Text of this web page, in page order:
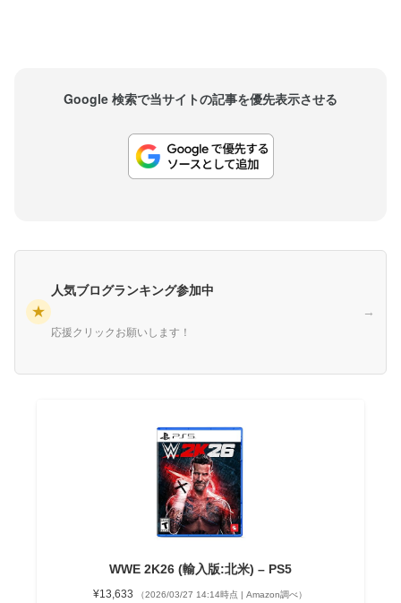
Google 検索で当サイトの記事を優先表示させる
★
人気ブログランキング参加中
応援クリックお願いします！
→
WWE 2K26 (輸入版:北米) – PS5
¥13,633 （2026/03/27 14:14時点 | Amazon調べ）